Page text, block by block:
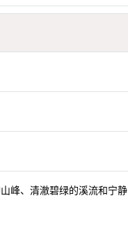
峰、清澈碧绿的溪流和宁静